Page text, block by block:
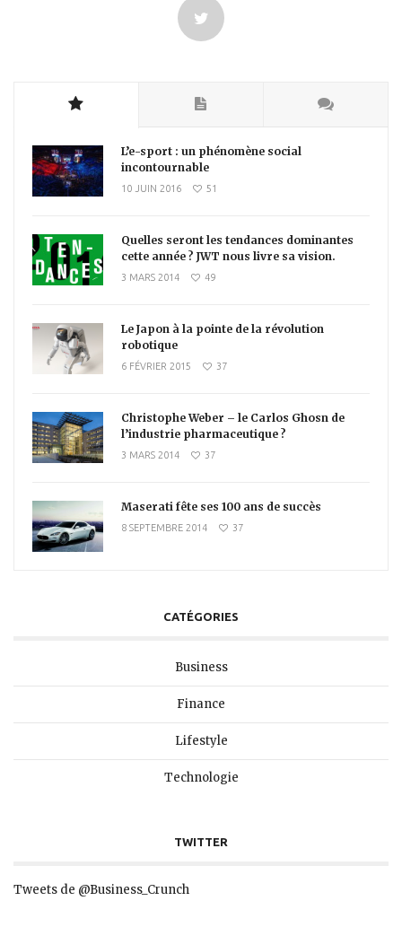
L’e-sport : un phénomène social
incontournable
10 JUIN 2016 51
Quelles seront les tendances dominantes
cette année ? JWT nous livre sa vision.
3 MARS 2014 49
Le Japon à la pointe de la révolution
robotique
6 FÉVRIER 2015 37
Christophe Weber – le Carlos Ghosn de
l’industrie pharmaceutique ?
3 MARS 2014 37
Maserati fête ses 100 ans de succès
8 SEPTEMBRE 2014 37
CATÉGORIES
Business
Finance
Lifestyle
Technologie
TWITTER
Tweets de @Business_Crunch